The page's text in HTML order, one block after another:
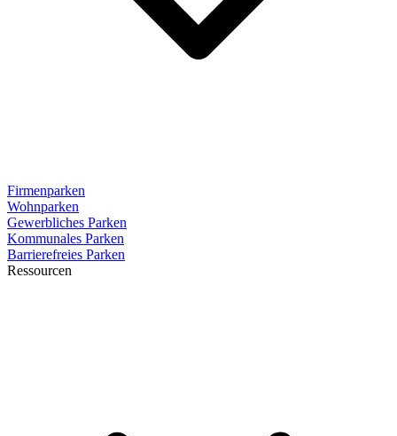
Firmenparken
Wohnparken
Gewerbliches Parken
Kommunales Parken
Barrierefreies Parken
Ressourcen